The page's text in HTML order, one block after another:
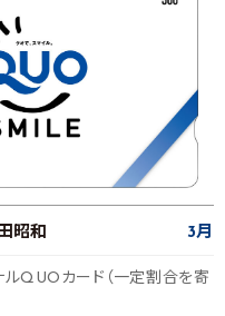
昭和 3月
QUOカード（一定割合を寄